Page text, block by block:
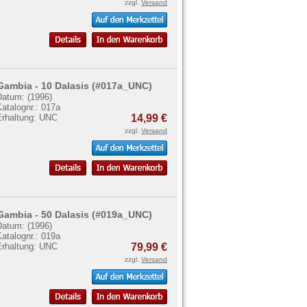
zzgl. Versand
- 10 Dalasis (#017a_UNC)
(1996)
017a
UNC
14,99 €
zzgl. Versand
- 50 Dalasis (#019a_UNC)
(1996)
019a
UNC
79,99 €
zzgl. Versand